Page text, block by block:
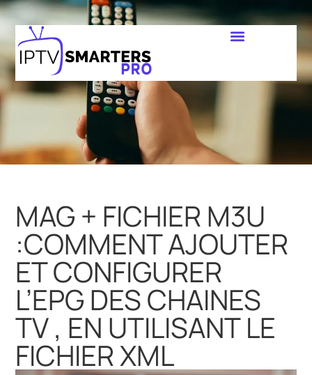
MAG + FICHIER M3U
:COMMENT AJOUTER
ET CONFIGURER
L’EPG DES CHAINES
TV , EN UTILISANT LE
FICHIER XML